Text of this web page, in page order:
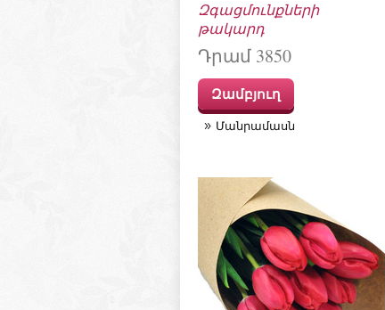
Զգացմունքների
թակարդ
Դրամ 3850
Զամբյուղ
Մանրամասն